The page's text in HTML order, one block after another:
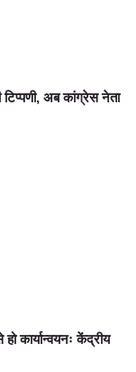
टिप्पणी, अब कांग्रेस नेता
कार्यान्वयनः केंद्रीय